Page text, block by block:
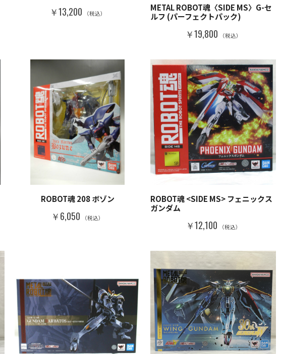
￥13,200 （税込）
METAL ROBOT魂〈SIDE MS〉G-セ
ルフ (パーフェクトパック)
￥19,800 （税込）
ROBOT魂 208 ボゾン
￥6,050 （税込）
ROBOT魂 <SIDE MS> フェニックス
ガンダム
￥12,100 （税込）